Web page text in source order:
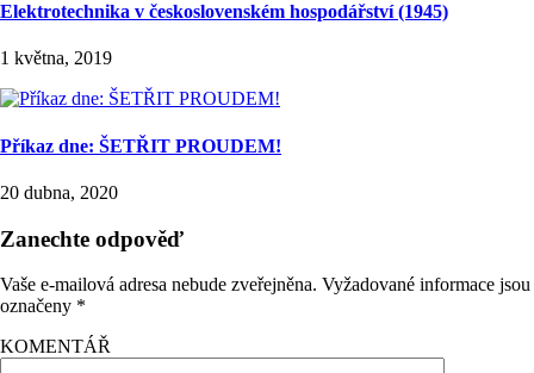
Elektrotechnika v československém hospodářství (1945)
1 května, 2019
Příkaz dne: ŠETŘIT PROUDEM!
20 dubna, 2020
Zanechte odpověď
Vaše e-mailová adresa nebude zveřejněna. Vyžadované informace jsou
označeny *
KOMENTÁŘ